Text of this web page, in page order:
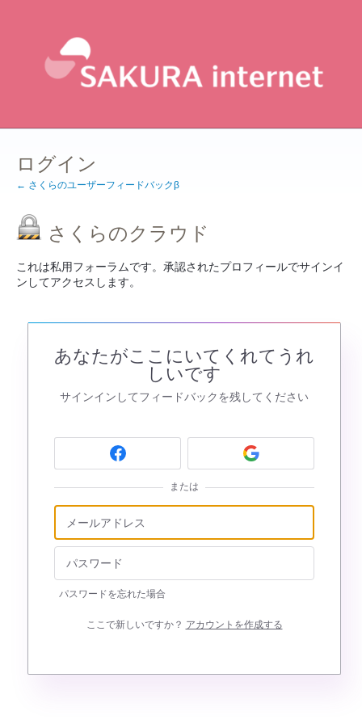
ログイン
← さくらのユーザーフィードバックβ
さくらのクラウド
これは私用フォーラムです。承認されたプロフィールでサインイ
ンしてアクセスします。
あなたがここにいてくれてうれ
しいです
サインインしてフィードバックを残してください
または
パスワードを忘れた場合
ここで新しいですか？ アカウントを作成する